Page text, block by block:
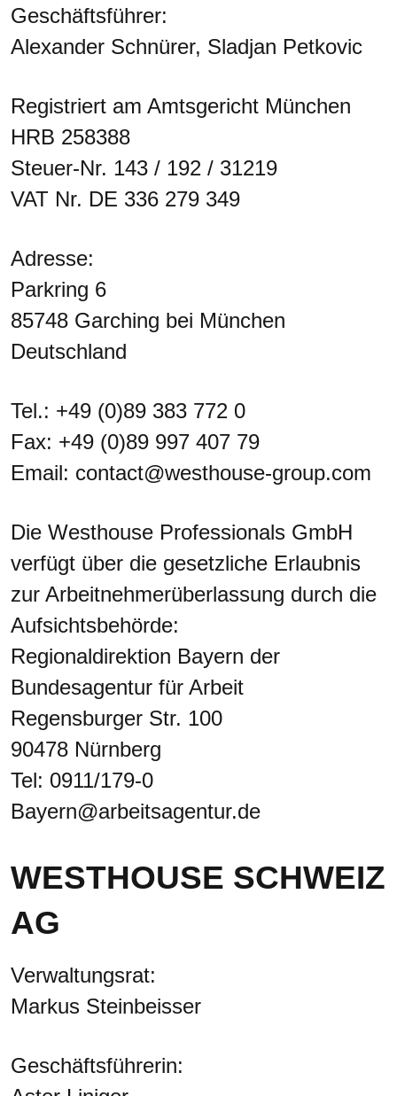
Geschäftsführer:
Alexander Schnürer, Sladjan Petkovic
Registriert am Amtsgericht München
HRB 258388
Steuer-Nr. 143 / 192 / 31219
VAT Nr. DE 336 279 349
Adresse:
Parkring 6
85748 Garching bei München
Deutschland
Tel.: +49 (0)89 383 772 0
Fax: +49 (0)89 997 407 79
Email: contact@westhouse-group.com
Die Westhouse Professionals GmbH
verfügt über die gesetzliche Erlaubnis
zur Arbeitnehmerüberlassung durch die
Aufsichtsbehörde:
Regionaldirektion Bayern der
Bundesagentur für Arbeit
Regensburger Str. 100
90478 Nürnberg
Tel: 0911/179-0
Bayern@arbeitsagentur.de
WESTHOUSE SCHWEIZ
AG
Verwaltungsrat:
Markus Steinbeisser
Geschäftsführerin: